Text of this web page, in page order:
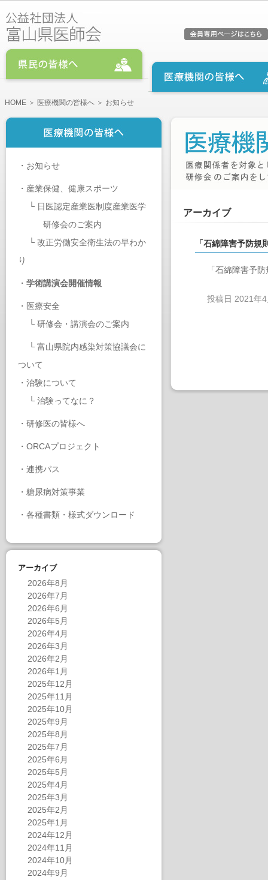
HOME ＞ 医療機関の皆様へ ＞ お知らせ
・ お知らせ
・ 産業保健、健康スポーツ
└ 日医認定産業医制度産業医学
研修会のご案内
└ 改正労働安全衛生法の早わか
り
・ 学術講演会開催情報
・ 医療安全
└ 研修会・講演会のご案内
└ 富山県院内感染対策協議会に
ついて
・ 治験について
└ 治験ってなに？
・ 研修医の皆様へ
・ ORCAプロジェクト
・ 連携パス
・ 糖尿病対策事業
・ 各種書類・様式ダウンロード
アーカイブ
2026年8月
2026年7月
2026年6月
2026年5月
2026年4月
2026年3月
2026年2月
2026年1月
2025年12月
2025年11月
2025年10月
2025年9月
2025年8月
2025年7月
2025年6月
2025年5月
2025年4月
2025年3月
2025年2月
2025年1月
2024年12月
2024年11月
2024年10月
2024年9月
アーカイブ
「石綿障害予防
「石綿障害予
投稿日 2021年